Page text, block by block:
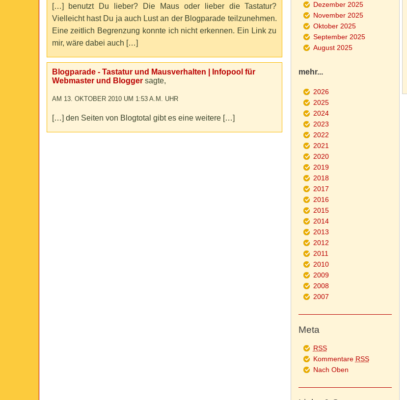
[…] benutzt Du lieber? Die Maus oder lieber die Tastatur?
Vielleicht hast Du ja auch Lust an der Blogparade teilzunehmen.
Eine zeitlich Begrenzung konnte ich nicht erkennen. Ein Link zu
mir, wäre dabei auch […]
Blogparade - Tastatur und Mausverhalten | Infopool für
Webmaster und Bloggersagte,
AM 13. OKTOBER 2010 UM 1:53 A.M. UHR
[…] den Seiten von Blogtotal gibt es eine weitere […]
Dezember 2025
November 2025
Oktober 2025
September 2025
August 2025
mehr...
2026
2025
2024
2023
2022
2021
2020
2019
2018
2017
2016
2015
2014
2013
2012
2011
2010
2009
2008
2007
Meta
RSS
Kommentare RSS
Nach Oben